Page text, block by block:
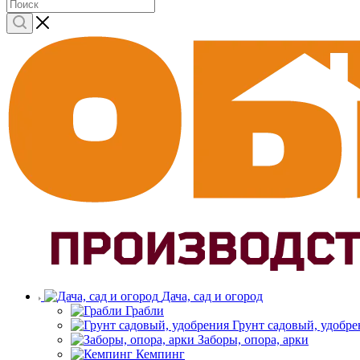
Дача, сад и огород
Грабли
Грунт садовый,
Заборы, опора, арки
Кемпинг